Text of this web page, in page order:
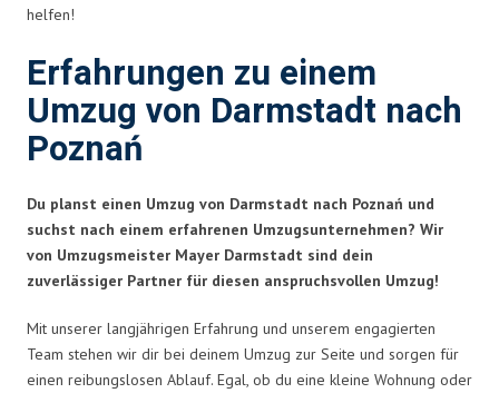
helfen!
Erfahrungen zu einem
Umzug von Darmstadt nach
Poznań
Du planst einen Umzug von Darmstadt nach Poznań und
suchst nach einem erfahrenen Umzugsunternehmen? Wir
von Umzugsmeister Mayer Darmstadt sind dein
zuverlässiger Partner für diesen anspruchsvollen Umzug!
Mit unserer langjährigen Erfahrung und unserem engagierten
Team stehen wir dir bei deinem Umzug zur Seite und sorgen für
einen reibungslosen Ablauf. Egal, ob du eine kleine Wohnung oder